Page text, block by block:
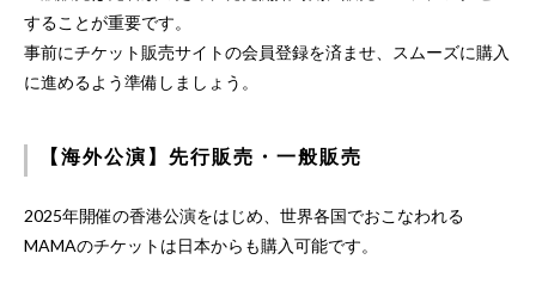
することが重要です。
事前にチケット販売サイトの会員登録を済ませ、スムーズに購入
に進めるよう準備しましょう。
【海外公演】先行販売・一般販売
2025年開催の香港公演をはじめ、世界各国でおこなわれる
MAMAのチケットは日本からも購入可能です。